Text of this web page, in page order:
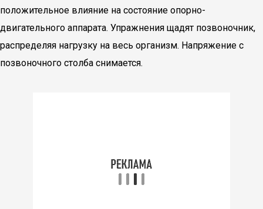
положительное влияние на состояние опорно-
двигательного аппарата. Упражнения щадят позвоночник,
распределяя нагрузку на весь организм. Напряжение с
позвоночного столба снимается.